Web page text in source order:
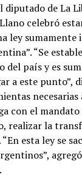
diputado de La
celebró
ley
“Se
del país y es
a este punto”,
con el
realizar la
esta ley se